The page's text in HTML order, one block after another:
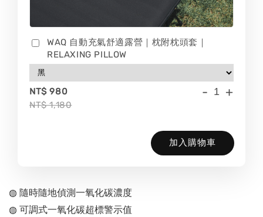
WAQ 自動充氣舒適露營｜枕附枕頭套｜
RELAXING PILLOW
NT$ 980
NT$ 1,180
- +
加入購物車
◍ 隨時隨地偵測一氧化碳濃度
◍ 可調式一氧化碳超標警示值